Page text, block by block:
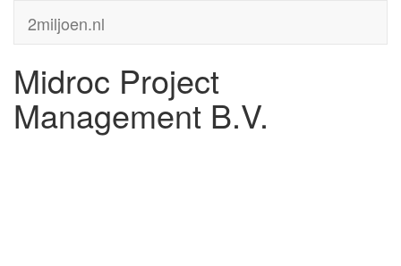
2miljoen.nl
Midroc Project
Management B.V.